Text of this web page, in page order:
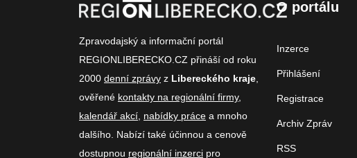
Zpravodajský a informační portál
REGIONLIBERECKO.CZ přináší od roku
2000 denní zprávy z Libereckého kraje
ověřené kontakty na regionální firmy,
kalendář akcí nabídky práce a mnoho
dalšího. Nabízí také účinnou a cenově
dostupnou regionální inzerci pro
O portálu
Inzerce
Přihlášení
Registrace
Archiv Zpráv
RSS